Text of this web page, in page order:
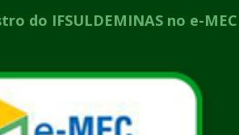
do IFSULDEMINAS no e-MEC